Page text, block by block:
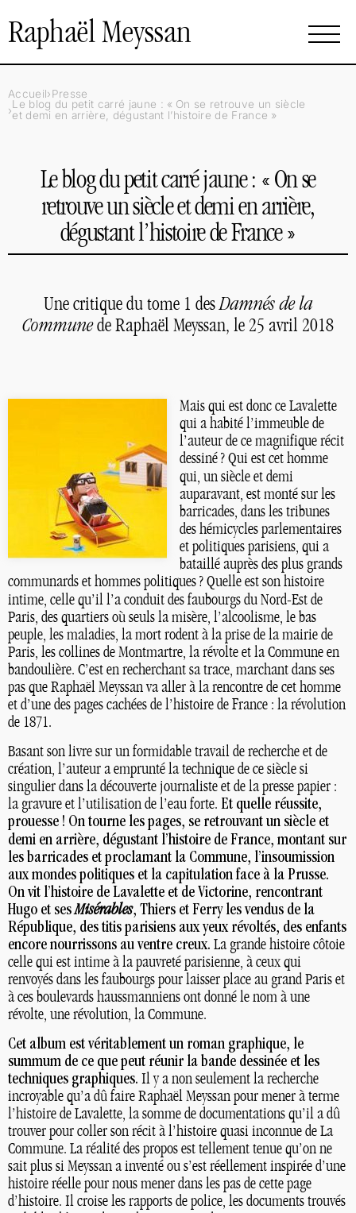
Raphaël Meyssan
Accueil Presse
Le blog du petit carré jaune : « On se retrouve un siècle
et demi en arrière, dégustant l’histoire de France »
Le blog du petit carré jaune : « On se
retrouve un siècle et demi en arrière,
dégustant l’histoire de France »
Une critique du tome 1 desDamnés de la
Communede Raphaël Meyssan, le 25 avril 2018
Mais qui est donc ce Lavalette
qui a habité l’immeuble de
l’auteur de ce magnifique récit
dessiné? Qui est cet homme
qui, un siècle et demi
auparavant, est monté sur les
barricades, dans les tribunes
des hémicycles parlementaires
et politiques parisiens, qui a
bataillé auprès des plus grands
communards et hommes politiques? Quelle est son histoire
intime, celle qu’il l’a conduit des faubourgs du Nord-Est de
Paris, des quartiers où seuls la misère, l’alcoolisme, le bas
peuple, les maladies, la mort rodent à la prise de la mairie de
Paris, les collines de Montmartre, la révolte et la Commune en
bandoulière. C’est en recherchant sa trace, marchant dans ses
pas que Raphaël Meyssan va aller à la rencontre de cet homme
et d’une des pages cachées de l’histoire de France : la révolution
de 1871.
Basant son livre sur un formidable travail de recherche et de
création, l’auteur a emprunté la technique de ce siècle si
singulier dans la découverte journaliste et de la presse papier :
la gravure et l’utilisation de l’eau forte. Et quelle réussite,
prouesse ! On tourne les pages, se retrouvant un siècle et
demi en arrière, dégustant l’histoire de France, montant sur
les barricades et proclamant la Commune, l’insoumission
aux mondes politiques et la capitulation face à la Prusse.
On vit l’histoire de Lavalette et de Victorine, rencontrant
Hugo et sesMisérables, Thiers et Ferry les vendus de la
République, des titis parisiens aux yeux révoltés, des enfants
encore nourrissons au ventre creux. La grande histoire côtoie
celle qui est intime à la pauvreté parisienne, à ceux qui
renvoyés dans les faubourgs pour laisser place au grand Paris et
à ces boulevards haussmanniens ont donné le nom à une
révolte, une révolution, la Commune.
Cet album est véritablement un roman graphique, le
summum de ce que peut réunir la bande dessinée et les
techniques graphiques. Il y a non seulement la recherche
incroyable qu’a dû faire Raphaël Meyssan pour mener à terme
l’histoire de Lavalette, la somme de documentations qu’il a dû
trouver pour coller son récit à l’histoire quasi inconnue de La
Commune. La réalité des propos est tellement tenue qu’on ne
sait plus si Meyssan a inventé ou s’est réellement inspirée d’une
histoire réelle pour nous mener dans les pas de cette page
d’histoire. Il croise les rapports de police, les documents trouvés